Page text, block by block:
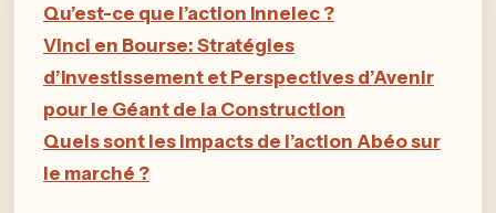
Qu’est-ce que l’action Innelec ?
Vinci en Bourse: Stratégies
d’Investissement et Perspectives d’Avenir
pour le Géant de la Construction
Quels sont les impacts de l’action Abéo sur
le marché ?